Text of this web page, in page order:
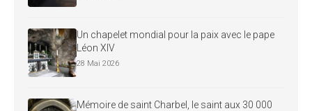
Un chapelet mondial pour la paix avec le pape
Léon XIV
28 Mai 2026
Mémoire de saint Charbel, le saint aux 30 000